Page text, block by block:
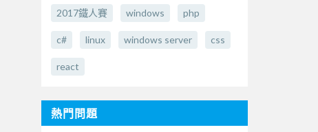
2017鐵人賽 windows php
c# linux windows server css
react
熱門問題